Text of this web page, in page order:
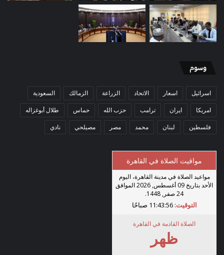
وسوم
اسرائيل اسعار الاتحاد الزراعة الزمالك السعودية
امريكا ايران ترامب حزب الله حماس طلال أبوغزاله
فلسطين لبنان محمد مصر مصيلحي نادي